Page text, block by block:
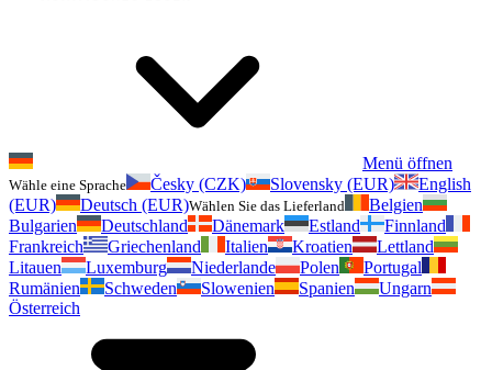
Menü öffnen
Wähle eine Sprache Česky (CZK) Slovensky (EUR)
English
(EUR)
Deutsch (EUR)Wählen Sie das Lieferland
Belgien
Bulgarien
Deutschland Dänemark Estland
Finnland
Frankreich
Griechenland Italien Kroatien
Lettland
Litauen
Luxemburg Niederlande Polen
Portugal
Rumänien
Schweden Slowenien Spanien
Ungarn
Österreich